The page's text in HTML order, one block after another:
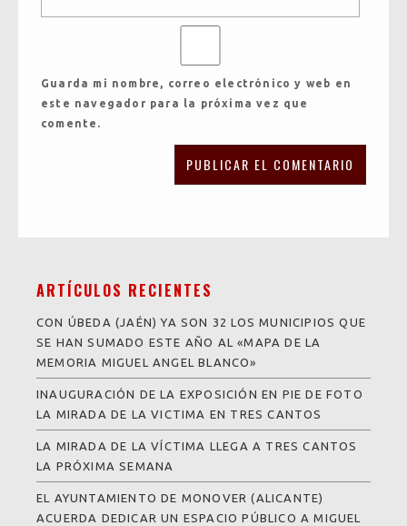
Guarda mi nombre, correo electrónico y web en
este navegador para la próxima vez que
comente.
ARTÍCULOS RECIENTES
CON ÚBEDA (JAÉN) YA SON 32 LOS MUNICIPIOS QUE
SE HAN SUMADO ESTE AÑO AL «MAPA DE LA
MEMORIA MIGUEL ANGEL BLANCO»
INAUGURACIÓN DE LA EXPOSICIÓN EN PIE DE FOTO
LA MIRADA DE LA VICTIMA EN TRES CANTOS
LA MIRADA DE LA VÍCTIMA LLEGA A TRES CANTOS
LA PRÓXIMA SEMANA
EL AYUNTAMIENTO DE MONOVER (ALICANTE)
ACUERDA DEDICAR UN ESPACIO PÚBLICO A MIGUEL